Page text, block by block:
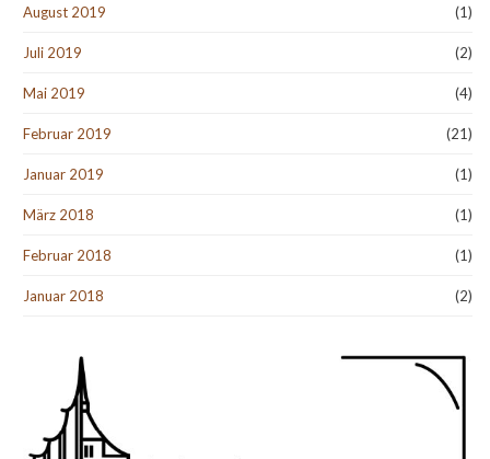
August 2019 (1)
Juli 2019 (2)
Mai 2019 (4)
Februar 2019 (21)
Januar 2019 (1)
März 2018 (1)
Februar 2018 (1)
Januar 2018 (2)